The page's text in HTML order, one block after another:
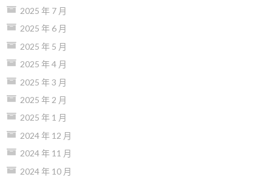
2025 年 7 月
2025 年 6 月
2025 年 5 月
2025 年 4 月
2025 年 3 月
2025 年 2 月
2025 年 1 月
2024 年 12 月
2024 年 11 月
2024 年 10 月